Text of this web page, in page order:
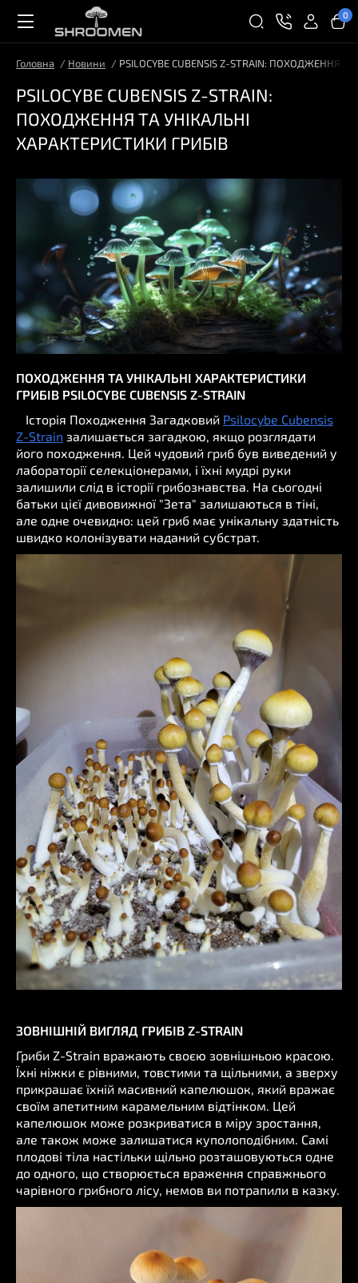
0
Головна Новини PSILOCYBE CUBENSIS Z-STRAIN: ПОХОДЖЕННЯ
PSILOCYBE CUBENSIS Z-STRAIN:
ПОХОДЖЕННЯ ТА УНІКАЛЬНІ
ХАРАКТЕРИСТИКИ ГРИБІВ
ПОХОДЖЕННЯ ТА УНІКАЛЬНІ ХАРАКТЕРИСТИКИ
ГРИБІВ PSILOCYBE CUBENSIS Z-STRAIN
Історія Походження Загадковий Psilocybe Cubensis
Z-Strain залишається загадкою, якщо розглядати
його походження. Цей чудовий гриб був виведений у
лабораторії селекціонерами, і їхні мудрі руки
залишили слід в історії грибознавства. На сьогодні
батьки цієї дивовижної "Зета" залишаються в тіні,
але одне очевидно: цей гриб має унікальну здатність
швидко колонізувати наданий субстрат.
ЗОВНІШНІЙ ВИГЛЯД ГРИБІВ Z-STRAIN
Гриби Z-Strain вражають своєю зовнішньою красою.
Їхні ніжки є рівними, товстими та щільними, а зверху
прикрашає їхній масивний капелюшок, який вражає
своїм апетитним карамельним відтінком. Цей
капелюшок може розкриватися в міру зростання,
але також може залишатися куполоподібним. Самі
плодові тіла настільки щільно розташовуються одне
до одного, що створюється враження справжнього
чарівного грибного лісу, немов ви потрапили в казку.